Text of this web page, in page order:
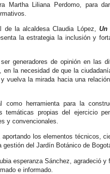
Martha Liliana Perdomo, para
de la alcaldesa Claudia López, Un
la estrategia la inclusión y
generadores de opinión en las
la necesidad de que la
vuelva la mirada hacia una
como herramienta para la
propias del ejercicio
y convencionales.
los elementos técnicos,
gestión del Jardín Botánico de
esperanza Sánchez, agradeció
e informado.